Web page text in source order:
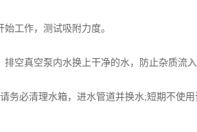
作，测试吸附力度。
真空泵内水换上干净的水，防止杂质流入
清理水箱，进水管道并换水;短期不使用